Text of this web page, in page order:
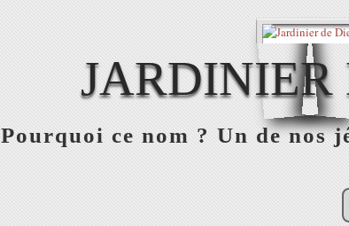
JARDINIER
Pourquoi ce nom ? Un de nos